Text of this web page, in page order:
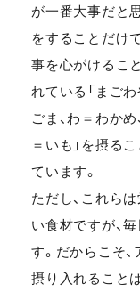
が一番大事だと
をすることだけ
事を心がけるこ
れている「まごわ
ごま、わ＝わかめ
＝いも」を摂る
ています。
ただし、これら
い食材ですが、
す。だからこそ
摂り入れること